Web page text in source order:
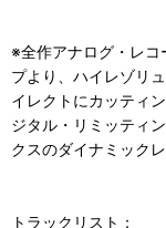
※全作アナログ・レコ
プより、ハイレゾリ
イレクトにカッティ
ジタル・リミッティ
クスのダイナミック
トラックリスト：